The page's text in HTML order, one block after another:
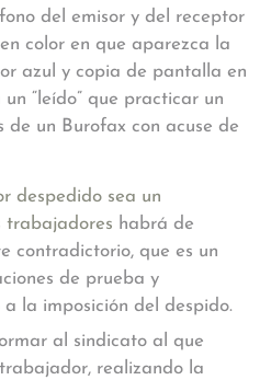
del emisor y del receptor
color en que aparezca la
azul y copia de pantalla en
“leído” que practicar un
de un Burofax con acuse de
despedido sea un
trabajadores habrá de
contradictorio, que es un
de prueba y
la imposición del despido.
al sindicato al que
realizando la